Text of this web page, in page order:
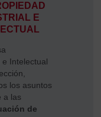
E
Intelectual
los asuntos
a las
de